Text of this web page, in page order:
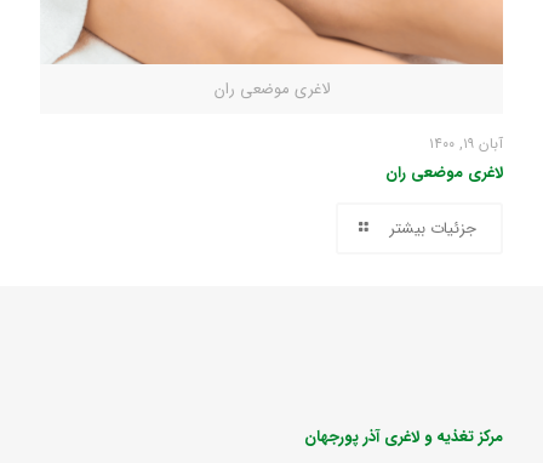
لاغری موضعی ران
آبان ۱۹, ۱۴۰۰
لاغری موضعی ران
جزئیات بیشتر
مرکز تغذیه و لاغری آذر پورجهان